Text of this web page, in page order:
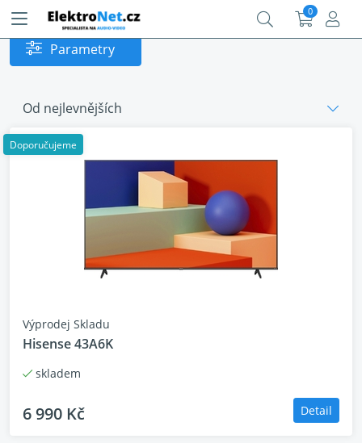
0
Parametry
Od nejlevnějších
Doporučujeme
Výprodej Skladu
Hisense 43A6K
skladem
6 990 Kč Detail